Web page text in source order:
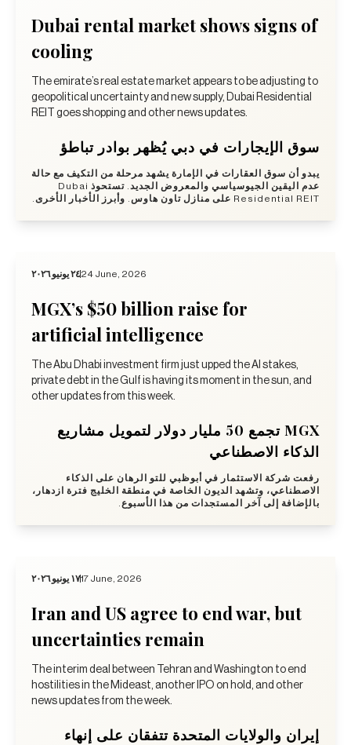
Dubai rental market shows signs of
cooling
The emirate’s real estate market appears to be adjusting to
geopolitical uncertainty and new supply, Dubai Residential
REIT goes shopping and other news updates.
سوق الإيجارات في دبي يُظهر بوادر تباطؤ
يبدو أن سوق العقارات في الإمارة يشهد مرحلة من التكيف مع حالة
عدم اليقين الجيوسياسي والمعروض الجديد. تستحوذ Dubai
Residential REIT على منازل تاون هاوس. وأبرز الأخبار الأخرى.
٢٤ يونيو ٢٠٢٦24 June, 2026
MGX’s $50 billion raise for
artificial intelligence
The Abu Dhabi investment firm just upped the AI stakes,
private debt in the Gulf is having its moment in the sun, and
other updates from this week.
MGX تجمع 50 مليار دولار لتمويل مشاريع
الذكاء الاصطناعي
رفعت شركة الاستثمار في أبوظبي للتو الرهان على الذكاء
الاصطناعي، وتشهد الديون الخاصة في منطقة الخليج فترة ازدهار،
بالإضافة إلى آخر المستجدات من هذا الأسبوع.
١٧ يونيو ٢٠٢٦17 June, 2026
Iran and US agree to end war, but
uncertainties remain
The interim deal between Tehran and Washington to end
hostilities in the Mideast, another IPO on hold, and other
news updates from the week.
إيران والولايات المتحدة تتفقان على إنهاء